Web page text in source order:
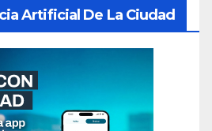
Artificial De La Ciudad